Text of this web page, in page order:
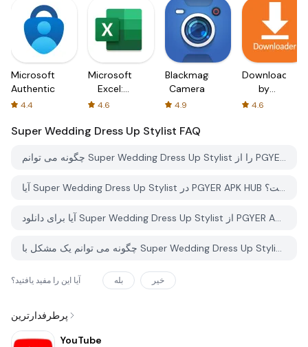
Microsoft
Authenticator
4.4
Microsoft
Excel:
Spreadsheets
4.6
Blackmagic
Camera
4.9
Downloader
by
AFTVnews
4.6
Super Wedding Dress Up Stylist FAQ
چگونه می توانم Super Wedding Dress Up Stylist را از PGYER APK HUB دانلود کنم؟
آیا Super Wedding Dress Up Stylist در PGYER APK HUB رایگان برای دانلود است؟
آیا برای دانلود Super Wedding Dress Up Stylist از PGYER APK HUB نیاز به حساب کاربری دارم؟
چگونه می توانم یک مشکل با Super Wedding Dress Up Stylist در PGYER APK HUB گزارش دهم؟
آیا این را مفید یافتید؟ بله خیر
پرطرفدارترین
YouTube